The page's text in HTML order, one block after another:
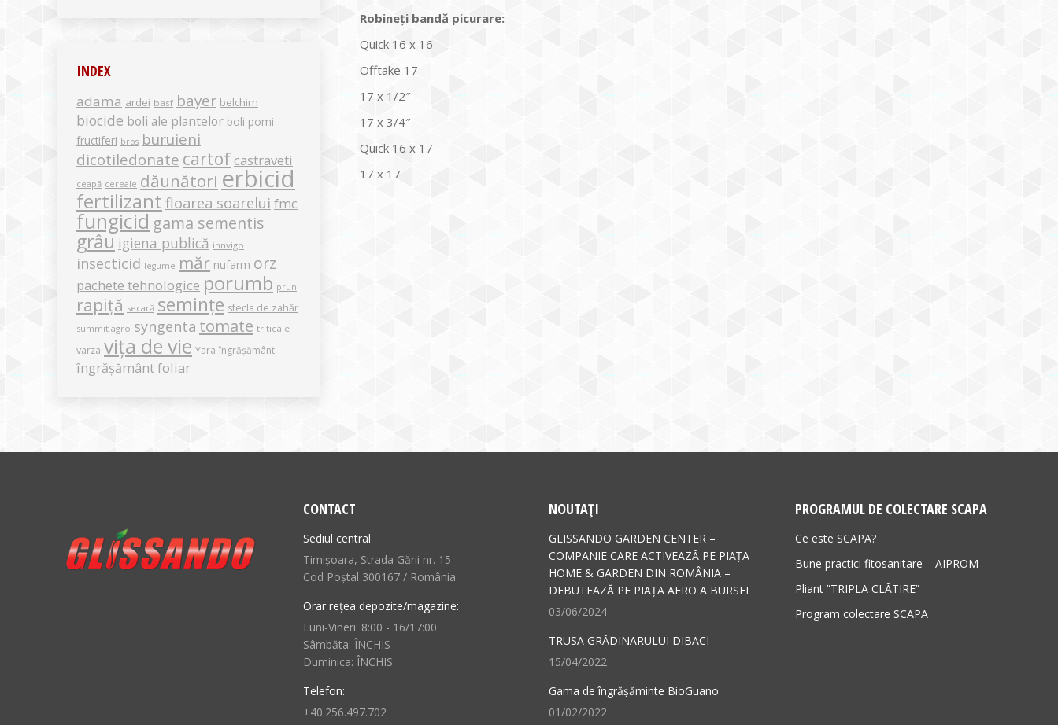
Robineți bandă picurare:
Quick 16 x 16
Offtake 17
17 x 1/2″
17 x 3/4″
Quick 16 x 17
17 x 17
INDEX
adama ardei basf bayer belchim
biocide boli ale plantelor boli pomi
fructiferi bros buruieni
dicotiledonate cartof castraveti
ceapă cereale dăunători erbicid
fertilizant floarea soarelui fmc
fungicid gama sementis
grâu igiena publică innvigo
insecticid legume măr nufarm orz
pachete tehnologice porumb prun
rapiță secară semințe sfecla de zahăr
summit agro syngenta tomate triticale
varza vița de vie Yara îngrășământ
îngrășământ foliar
CONTACT
Sediul central
Timișoara, Strada Gării nr. 15
Cod Poștal 300167 / România
Orar rețea depozite/magazine:
Luni-Vineri: 8:00 - 16/17:00
Sâmbăta: ÎNCHIS
Duminica: ÎNCHIS
Telefon:
+40.256.497.702
NOUTAȚI
GLISSANDO GARDEN CENTER –
COMPANIE CARE ACTIVEAZĂ PE PIAȚA
HOME & GARDEN DIN ROMÂNIA –
DEBUTEAZĂ PE PIAȚA AERO A BURSEI
03/06/2024
TRUSA GRĂDINARULUI DIBACI
15/04/2022
Gama de îngrășăminte BioGuano
01/02/2022
PROGRAMUL DE COLECTARE SCAPA
Ce este SCAPA?
Bune practici fitosanitare – AIPROM
Pliant ”TRIPLA CLĂTIRE”
Program colectare SCAPA